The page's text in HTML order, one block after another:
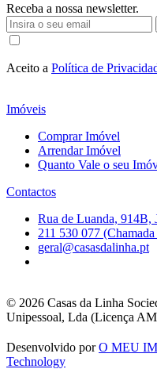
Receba a nossa newsletter.
Aceito a Política de
Imóveis
Comprar Imóvel
Arrendar Imóvel
Quanto Vale o seu
Contactos
Rua de Luanda, 914B,
211 530 077
geral@casasdalinha.pt
© 2026 Casas da Linha
Unipessoal, Lda (Licença
Desenvolvido porO MEU
Technology